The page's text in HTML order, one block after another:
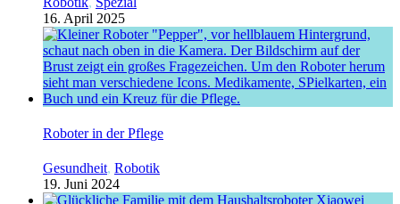
16. April 2025
Roboter in der Pflege
Gesundheit, Robotik
19. Juni 2024